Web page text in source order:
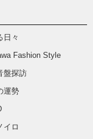
日々
Fashion Style
盤探訪
運勢
イロ